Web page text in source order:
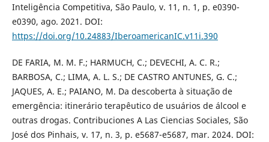
Inteligência Competitiva, São Paulo, v. 11, n. 1, p. e0390-
e0390, ago. 2021. DOI:
https://doi.org/10.24883/IberoamericanIC.v11i.390
DE FARIA, M. M. F.; HARMUCH, C.; DEVECHI, A. C. R.;
BARBOSA, C.; LIMA, A. L. S.; DE CASTRO ANTUNES, G. C.;
JAQUES, A. E.; PAIANO, M. Da descoberta à situação de
emergência: itinerário terapêutico de usuários de álcool e
outras drogas. Contribuciones A Las Ciencias Sociales, São
José dos Pinhais, v. 17, n. 3, p. e5687-e5687, mar. 2024. DOI: